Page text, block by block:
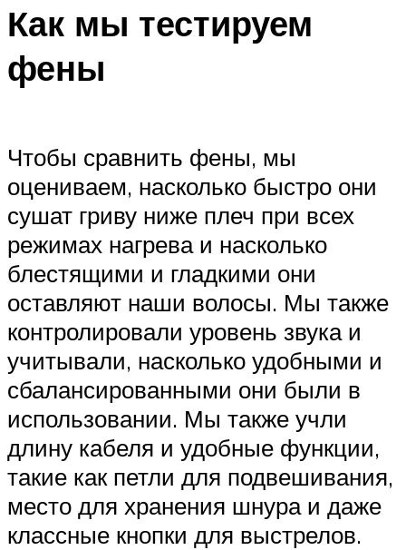
Как мы тестируем
фены
Чтобы сравнить фены, мы
оцениваем, насколько быстро они
сушат гриву ниже плеч при всех
режимах нагрева и насколько
блестящими и гладкими они
оставляют наши волосы. Мы также
контролировали уровень звука и
учитывали, насколько удобными и
сбалансированными они были в
использовании. Мы также учли
длину кабеля и удобные функции,
такие как петли для подвешивания,
место для хранения шнура и даже
классные кнопки для выстрелов.